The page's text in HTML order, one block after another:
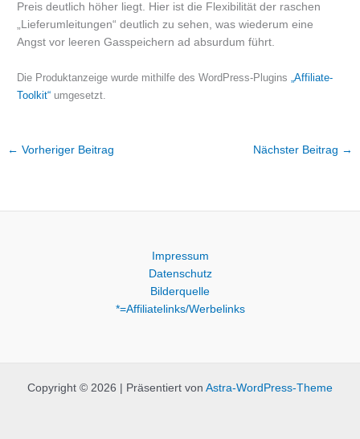
Preis deutlich höher liegt. Hier ist die Flexibilität der raschen
„Lieferumleitungen“ deutlich zu sehen, was wiederum eine
Angst vor leeren Gasspeichern ad absurdum führt.
Die Produktanzeige wurde mithilfe des WordPress-Plugins„Affiliate-
Toolkit“ umgesetzt.
← Vorheriger Beitrag Nächster Beitrag →
Impressum
Datenschutz
Bilderquelle
*=Affiliatelinks/Werbelinks
Copyright © 2026 | Präsentiert von Astra-WordPress-Theme